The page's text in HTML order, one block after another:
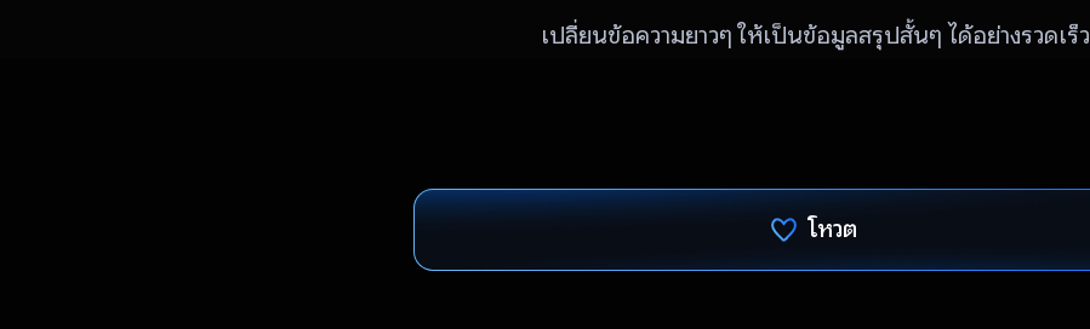
เปลี่ยนข้อความยาวๆ ให้เป็นข้อมูลสรุปสั้นๆ ได้อย่างรวดเร็ว
โหวต